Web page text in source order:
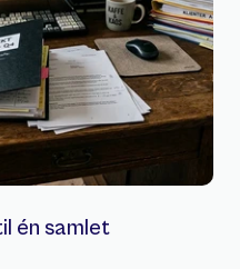
én samlet